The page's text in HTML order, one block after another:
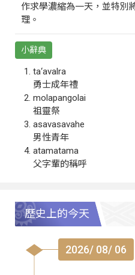
作求學濃縮為一天，並特別
理。
小辭典
ta‘avalra
勇士成年禮
molapangolai
祖靈祭
asavasavahe
男性青年
atamatama
父字輩的稱呼
歷史上的今天
2026/ 08/ 06